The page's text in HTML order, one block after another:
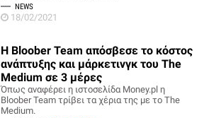
NEWS
18/02/2021
Η Bloober Team απόσβεσε το κόστος
ανάπτυξης και μάρκετινγκ του The
Medium σε 3 μέρες
Όπως αναφέρει η ιστοσελίδα Money.pl η
Bloober Team τρίβει τα χέρια της με το The
Medium.